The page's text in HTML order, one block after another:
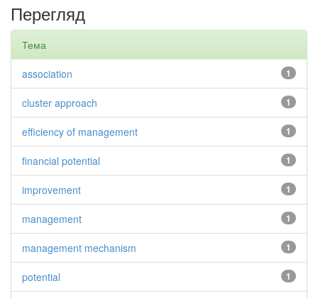
Перегляд
Тема
1
association
1
cluster approach
1
efficiency of management
1
financial potential
1
improvement
1
management
1
management mechanism
1
potential